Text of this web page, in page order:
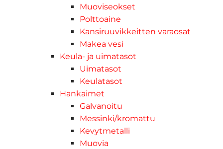
Muoviseokset
Polttoaine
Kansiruuvikkeitten varaosat
Makea vesi
Keula- ja uimatasot
Uimatasot
Keulatasot
Hankaimet
Galvanoitu
Messinki/kromattu
Kevytmetalli
Muovia